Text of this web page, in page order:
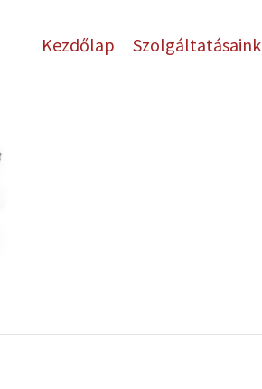
Kezdőlap Szolgáltatásaink